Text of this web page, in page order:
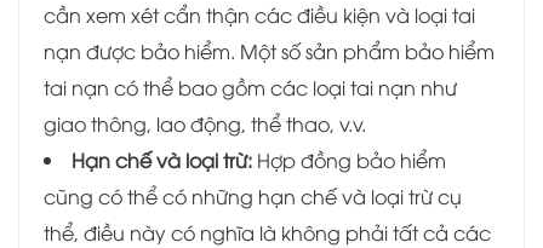
cần xem xét cẩn thận các điều kiện và loại tai
nạn được bảo hiểm. Một số sản phẩm bảo hiểm
tai nạn có thể bao gồm các loại tai nạn như
giao thông, lao động, thể thao, v.v.
Hạn chế và loại trừ: Hợp đồng bảo hiểm
cũng có thể có những hạn chế và loại trừ cụ
thể, điều này có nghĩa là không phải tất cả các